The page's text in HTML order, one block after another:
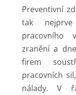
Preventivní
tak
pracovního
zranění a
firem
pracovních
nálady. V